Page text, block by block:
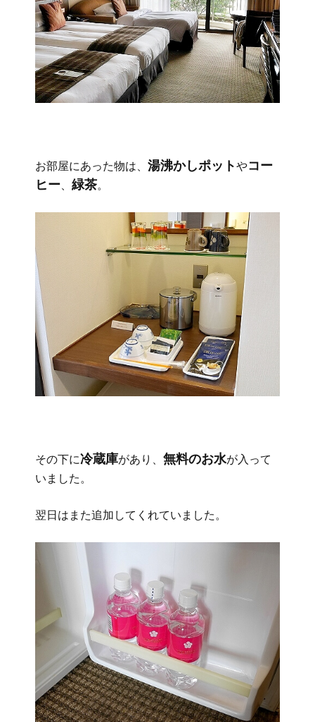
お部屋にあった物は、 湯沸かしポットやコー
ヒー
緑茶。
その下に冷蔵庫があり、 無料のお水が入って
いました。
翌日はまた追加してくれていました。